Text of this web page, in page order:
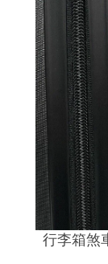
行李箱煞